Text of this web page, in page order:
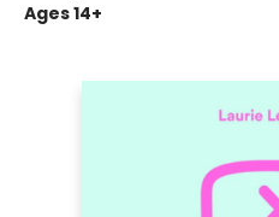
Ages 14+